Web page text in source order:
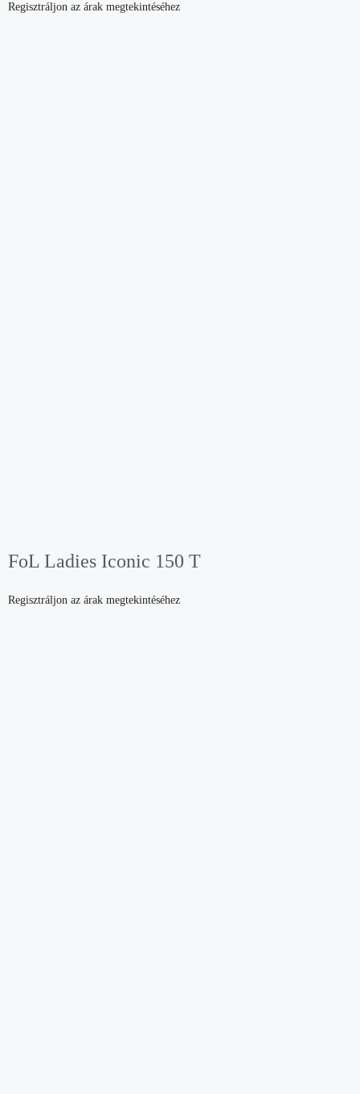
Regisztráljon az árak megtekintéséhez
FoL Ladies Iconic 150 T
Regisztráljon az árak megtekintéséhez